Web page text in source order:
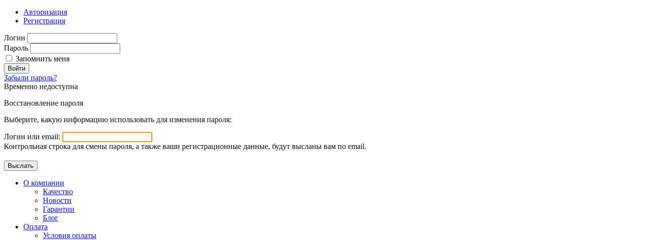
Авторизация
Регистрация
Логин
Пароль
Запомнить меня
Войти
Забыли пароль?
Временно недоступна
Восстановление пароля
Выберите, какую информацию использовать для изменения пароля:
Логин или email:
Контрольная строка для смены пароля, а также ваши регистрационные данные, будут высланы вам по email.
О компании
Качество
Новости
Гарантии
Блог
Оплата
Условия оплаты